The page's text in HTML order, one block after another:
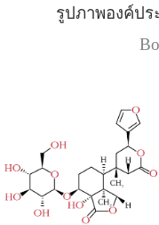
รูปภาพองค์ปร